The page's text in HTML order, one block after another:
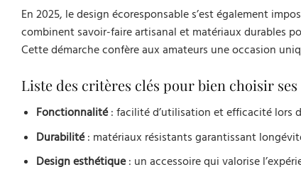
En 2025, le design écoresponsable s’est également
combinent savoir-faire artisanal et matériaux durables
Cette démarche confère aux amateurs une occasion
Liste des critères clés pour bien choisir ses
Fonctionnalité: facilité d’utilisation et efficacité lors
Durabilité: matériaux résistants garantissant
Design esthétique: un accessoire qui valorise